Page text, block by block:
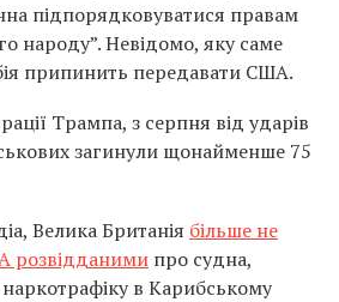
підпорядковуватися правам
народу”. Невідомо, яку саме
припинить передавати США.
Трампа, з серпня від ударів
загинули щонайменше 75
Велика Британія більше не
розвідданими про судна,
в Карибському